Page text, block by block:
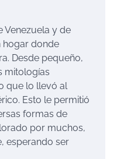
Venezuela y de
hogar donde
Desde pequeño,
mitologías
que lo llevó al
Esto le permitió
formas de
por muchos,
esperando ser